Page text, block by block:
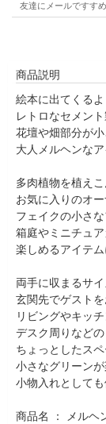
友達にメールですす
商品説明
絵本に出てくる
レトロなセメン
花壇や畑部分が
大人メルヘンな
多肉植物を植え
お気に入りのオ
フェイクの小さ
箱庭やミニチュ
楽しめるアイテ
両手に収まるサ
玄関先でゲスト
リビングやキッ
デスク周りなどの
ちょっとしたス
小さなグリーン
小物入れとして
商品名 ： メルヘ